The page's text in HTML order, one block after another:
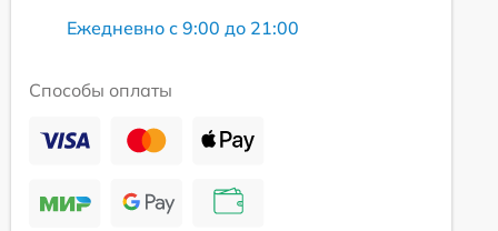
Ежедневно с 9:00 до 21:00
Способы оплаты